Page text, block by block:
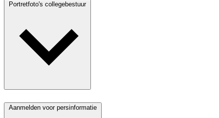
Portretfoto's collegebestuur
Aanmelden voor persinformatie